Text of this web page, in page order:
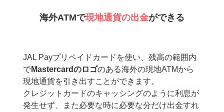
海外ATMで現地通貨の出金ができる
JAL Payプリペイドカードを使い、残高の範囲内
でMastercardのロゴのある海外の現地ATMから
現地通貨を引き出すことができます。
クレジットカードのキャッシングのように利息が
発生せず、また必要な時に必要な分だけ出金すれ